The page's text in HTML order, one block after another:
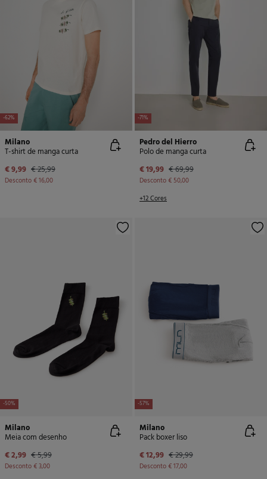
-62%
Milano
T-shirt de manga curta
€ 9,99 € 25,99
Desconto€ 16,00
-71%
Pedro del Hierro
Polo de manga curta
€ 19,99 € 69,99
Desconto€ 50,00
+12 Cores
-50%
Milano
Meia com desenho
€ 2,99 € 5,99
Desconto€ 3,00
-57%
Milano
Pack boxer liso
€ 12,99 € 29,99
Desconto€ 17,00